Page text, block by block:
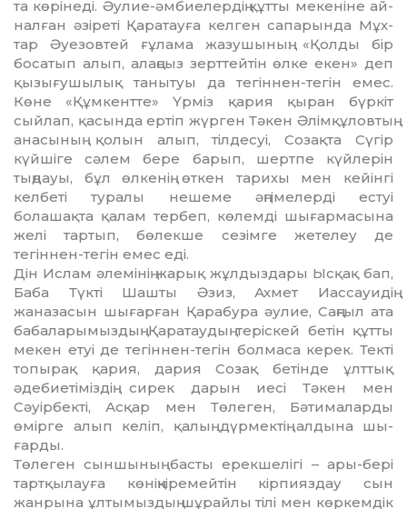
та көрiнедi. Әу­лие-әмбиелердiң құтты мекенiне ай­
нал­ған әзiретi Қаратауға келген сапарында Мұх­
тар Әуезовтей ғұлама жазушының: «Қол­ды бiр
босатып алып, алаңсыз зерт­тейтiн өлке екен» деп
қызығушылық танытуы да тегiннен-тегiн емес.
Көне «Құм­кентте» Үрмiз қария қыран бүркiт
сыйлап, қасында ертiп жүрген Тәкен Әлiмқұловтың
анасының қолын алып, тiлдесуi, Созақта Сүгiр
күйшiге сәлем бере барып, шертпе күйлерiн
тыңдауы, бұл өлкенiң өткен тарихы мен кейiнгi
келбетi туралы нешеме әңгiмелердi естуi
болашақта қалам тербеп, көлемдi шығармасына
желi тартып, бөлекше сезiмге жетелеу де
тегiннен-тегiн емес едi.
Дiн Ислам әлемiнiң жарық жұлдыз­дары Ысқақ бап,
Баба Түктi Шашты Әзиз, Ахмет Иассауидiң
жаназасын шы­ғар­ған Қарабура әулие, Саңғыл ата
ба­ба­ларымыздың Қаратаудың терiскей бе­тiн құтты
мекен етуi де тегiннен-тегiн болмаса керек. Тектi
топырақ қария, дария Со­­зақ бетiнде ұлттық
әдебиетiмiздiң сирек дарын иесi Тәкен мен
Сәуiрбектi, Ас­қар мен Төлеген, Бәтималарды
өмiрге алып келiп, қалың дүрмектiң алдына шы­
ғарды.
Төлеген сыншының басты ерекшелiгi – ары-берi
тартқылауға көнiңкiремейтiн кiр­пияздау сын
жанрына ұлтымыздың шұ­райлы тiлi мен көркемдiк